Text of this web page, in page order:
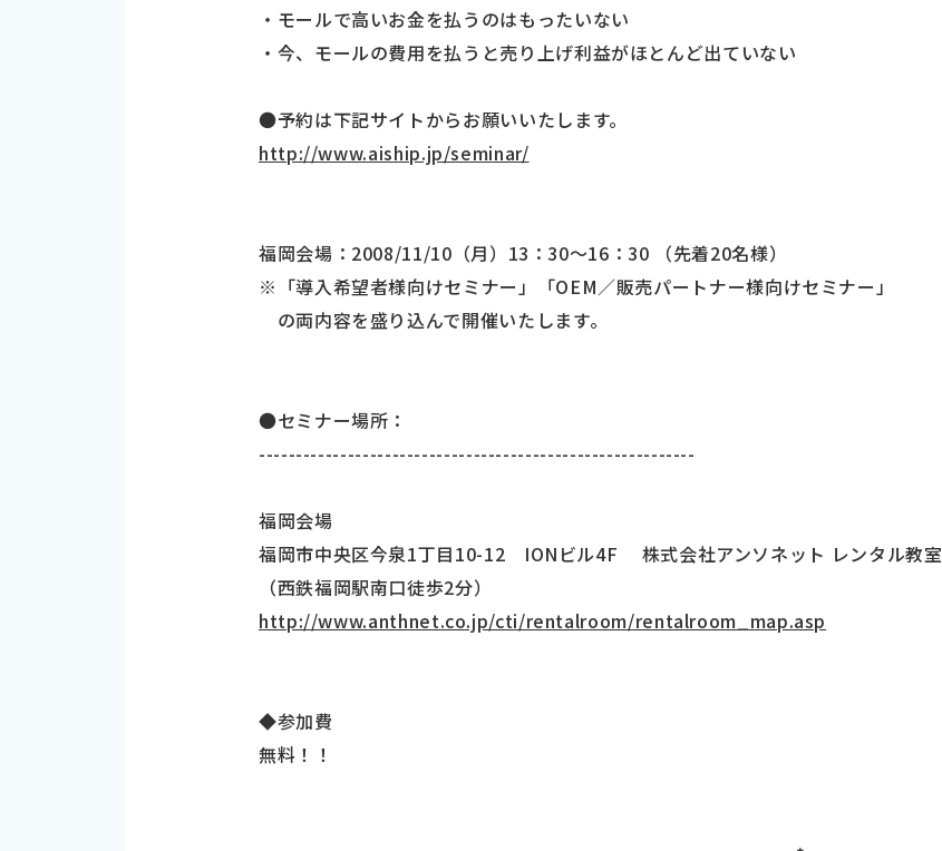
・モールで高いお金を払うのはもったいない
・今、モールの費用を払うと売り上げ利益がほとんど出ていない
●予約は下記サイトからお願いいたします。
http://www.aiship.jp/seminar/
福岡会場：2008/11/10（月）13：30～16：30 （先着20名様）
※「導入希望者様向けセミナー」「OEM／販売パートナー様向けセミナー」
の両内容を盛り込んで開催いたします。
●セミナー場所：
-----------------------------------------------------------
福岡会場
福岡市中央区今泉1丁目10-12 IONビル4F 株式会社アンソネット レンタル教室
（西鉄福岡駅南口徒歩2分）
http://www.anthnet.co.jp/cti/rentalroom/rentalroom_map.asp
◆参加費
無料！！